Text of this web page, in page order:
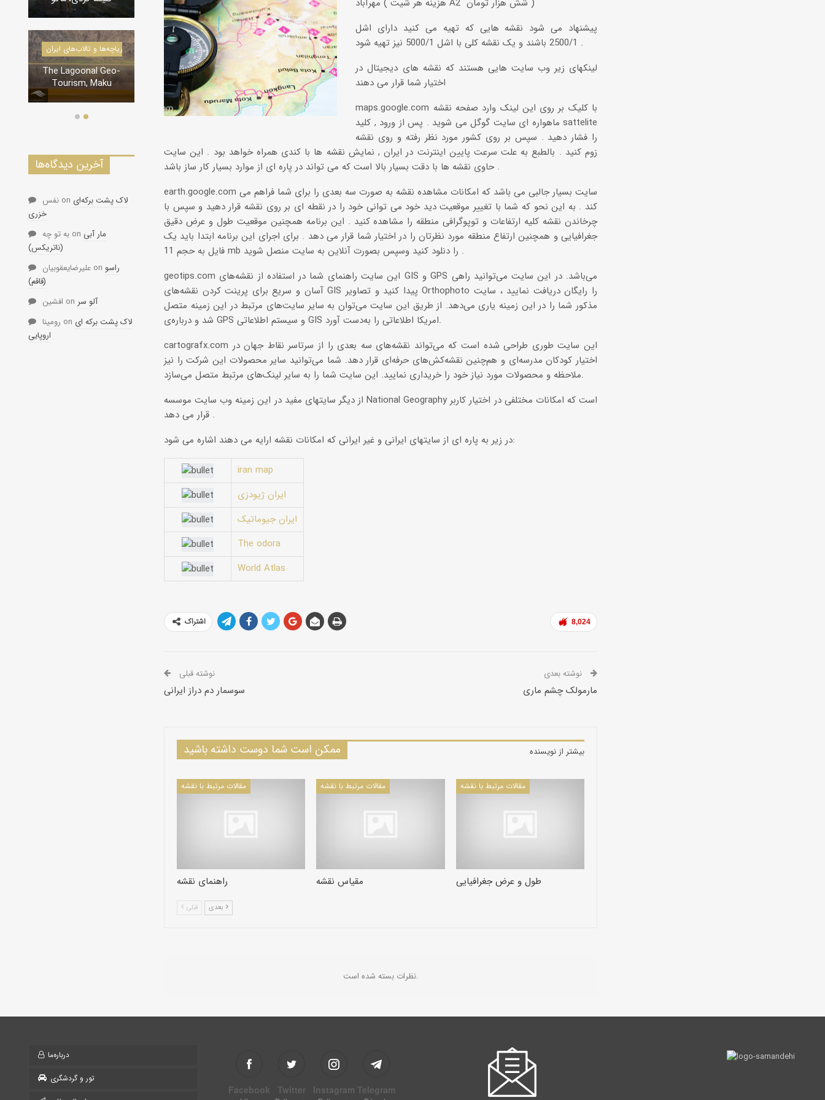
مهرآباد ( هزینه هر شیت A2 شش هزار تومان )
پیشنهاد می شود نقشه هایی که تهیه می کنید دارای اشل
2500/1 باشند و یک نقشه کلی با اشل 5000/1 نیز تهیه شود .
لینکهای زیر وب سایت هایی هستند که نقشه های دیجیتال در
اختیار شما قرار می دهند
maps.google.com با کلیک بر روی این لینک وارد صفحه نقشه
ماهواره ای سایت گوگل می شوید . پس از ورود , کلید sattelite
را فشار دهید . سپس بر روی کشور مورد نظر رفته و روی نقشه
زوم کنید . بالطبع به علت سرعت پایین اینترنت در ایران , نمایش نقشه ها با کندی همراه خواهد بود . این سایت
حاوی نقشه ها با دقت بسیار بالا است که می تواند در پاره ای از موارد بسیار کار ساز باشد .
earth.google.com سایت بسیار جالبی می باشد که امکانات مشاهده نقشه به صورت سه بعدی را برای شما فراهم می
کند . به این نحو که شما با تغییر موقعیت دید خود می توانی خود را در نقطه ای بر روی نقشه قرار دهید و سپس با
چرخاندن نقشه کلیه ارتفاعات و توپوگرافی منطقه را مشاهده کنید . این برنامه همچنین موقعیت طول و عرض دقیق
جغرافیایی و همچنین ارتفاع منطقه مورد نظرتان را در اختیار شما قرار می دهد . برای اجرای این برنامه ابتدا باید یک
فایل به حجم 11 mb را دنلود کنید وسپس بصورت آنلاین به سایت منصل شوید .
geotips.com این سایت راهنمای شما در استفاده از نقشه‌های GIS و GPS می‌باشد. در این سایت می‌توانید راهی
آسان و سریع برای پرینت کردن نقشه‌های GIS پیدا کنید و تصاویر Orthophoto را رایگان دریافت نمایید ، سایت
مذکور شما را در این زمینه یاری می‌دهد. از طریق این سایت می‌توان به سایر سایت‌های مرتبط در این زمینه‌ متصل
شد و درباره‌ی GPS و سیستم اطلاعاتی GIS امریکا اطلاعاتی را به‌دست آورد.
cartografx.com این سایت طوری طراحی شده است که می‌تواند نقشه‌های سه بعدی را از سرتاسر نقاط جهان در
اختیار کودکان مدرسه‌ای و هم‌چنین نقشه‌کش‌های حرفه‌ای قرار دهد. شما می‌توانید سایر محصولات این شرکت را نیز
ملاحظه و محصولات مورد نیاز خود را خریداری نمایید. این سایت شما را به سایر لینک‌های مرتبط متصل می‌سازد.
از دیگر سایتهای مفید در این زمینه وب سایت موسسه National Geography است که امکانات مختلفی در اختیار کاربر
قرار می دهد .
در زیر به پاره ای از سایتهای ایرانی و غیر ایرانی که امکانات نقشه ارایه می دهند اشاره می شود:
iran map
ایران ژیودزی
ایران جیوماتیک
The odora
World Atlas
8,024 اشتراک
نوشته قبلی
سوسمار دم دراز ایرانی مارمولک چشم ماری
ممکن است شما دوست داشته باشید بیشتر از نویسنده
مقالات مرتبط با نقشه
راهنمای نقشه
مقالات مرتبط با نقشه
مقیاس نقشه
مقالات مرتبط با نقشه
طول و عرض جغرافیایی
قبلی
نظرات بسته شده است.
دره‌ها و تنگه‌های ایران
تنگه لی لی، دورود
آخرین دیدگاه‌ها
نفس on لاک پشت برکه‌ای
خزری
به تو چه on مار آبی
(ناتریکس)
علیرضایعقوبیان on راسو
(قاقم)
افشین on آلو سر
رومینا on لاک پشت برکه ای
اروپایی
درباره‌ما
تور و گردشگری
Facebook Twitter Instagram Telegram